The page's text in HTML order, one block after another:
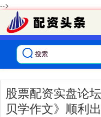
-->
股票配资实盘论
贝学作文》顺利